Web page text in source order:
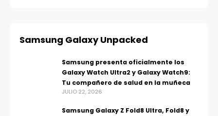
Samsung Galaxy Unpacked
Samsung presenta oficialmente los
Galaxy Watch Ultra2 y Galaxy Watch9:
Tu compañero de salud en la muñeca
JULIO 22, 2026
Samsung Galaxy Z Fold8 Ultra, Fold8 y